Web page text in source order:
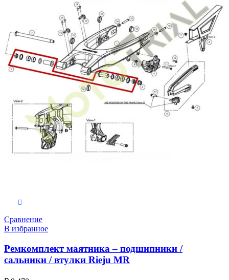
Сравнение
В избранное
Ремкомплект маятника – подшипники /
сальники / втулки Rieju MR